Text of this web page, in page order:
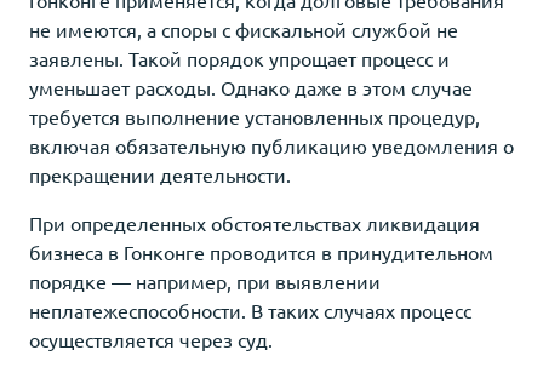
не имеются, а споры с фискальной службой не
заявлены. Такой порядок упрощает процесс и
уменьшает расходы. Однако даже в этом случае
требуется выполнение установленных процедур,
включая обязательную публикацию уведомления о
прекращении деятельности.
При определенных обстоятельствах ликвидация
бизнеса в Гонконге проводится в принудительном
порядке — например, при выявлении
неплатежеспособности. В таких случаях процесс
осуществляется через суд.